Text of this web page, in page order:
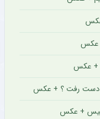
عکس
عکس
+ عکس
از دست رفت ؟ + عکس
+ عکس